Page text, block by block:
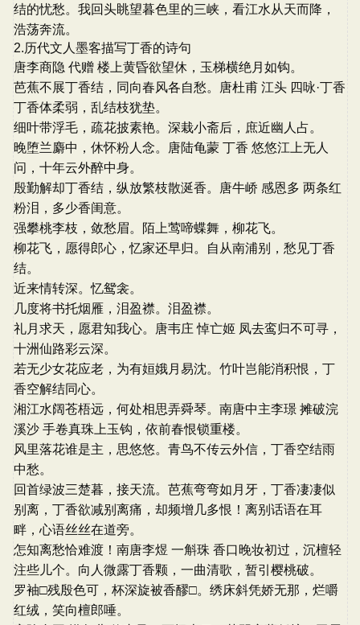
结的忧愁。我回头眺望暮色里的三峡，看江水从天而降，
浩荡奔流。
2.历代文人墨客描写丁香的诗句
唐李商隐 代赠 楼上黄昏欲望休，玉梯横绝月如钩。
芭蕉不展丁香结，同向春风各自愁。唐杜甫 江头 四咏·丁香
丁香体柔弱，乱结枝犹垫。
细叶带浮毛，疏花披素艳。深栽小斋后，庶近幽人占。
晚堕兰麝中，休怀粉人念。唐陆龟蒙 丁香 悠悠江上无人
问，十年云外醉中身。
殷勤解却丁香结，纵放繁枝散涎香。唐牛峤 感恩多 两条红
粉泪，多少香闺意。
强攀桃李枝，敛愁眉。陌上莺啼蝶舞，柳花飞。
柳花飞，愿得郎心，忆家还早归。自从南浦别，愁见丁香
结。
近来情转深。忆鸳衾。
几度将书托烟雁，泪盈襟。泪盈襟。
礼月求天，愿君知我心。唐韦庄 悼亡姬 凤去鸾归不可寻，
十洲仙路彩云深。
若无少女花应老，为有姮娥月易沈。竹叶岂能消积恨，丁
香空解结同心。
湘江水阔苍梧远，何处相思弄舜琴。南唐中主李璟 摊破浣
溪沙 手卷真珠上玉钩，依前春恨锁重楼。
风里落花谁是主，思悠悠。青鸟不传云外信，丁香空结雨
中愁。
回首绿波三楚暮，接天流。芭蕉弯弯如月牙，丁香凄凄似
别离，丁香欲减别离痛，却频增几多恨！离别话语在耳
畔，心语丝丝在道旁。
怎知离愁恰难渡！南唐李煜 一斛珠 香口晚妆初过，沉檀轻
注些儿个。向人微露丁香颗，一曲清歌，暂引樱桃破。
罗袖□残殷色可，杯深旋被香醪□。绣床斜凭娇无那，烂嚼
红绒，笑向檀郎唾。